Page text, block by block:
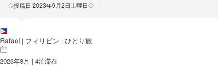
◇投稿日 2023年9月2日土曜日◇
Rafael | フィリピン | ひとり旅
2023年8月 | 4泊滞在